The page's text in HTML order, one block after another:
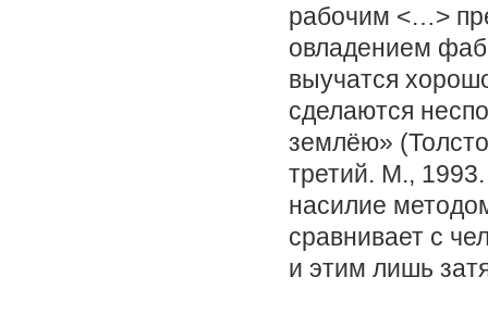
рабочим <…>
овладением
выучатся
сделаются
землёю»
третий. М.,
насилие
сравнивает с
и этим лишь